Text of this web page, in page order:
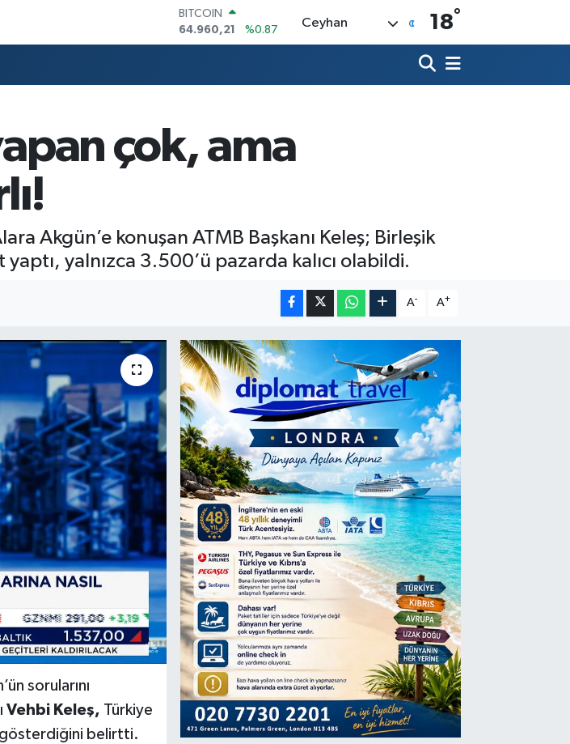
DOLAR
47,7436
%0.18
EURO
BİST100
13.779
%-14
Ceyhan 18°
çok, ama
Akgün’e konuşan ATMB Başkanı Keleş; Birleşik
yaptı, yalnızca 3.500’ü pazarda kalıcı olabildi.
A- A+
sorularını
Vehbi Keleş, Türkiye
gösterdiğini belirtti.